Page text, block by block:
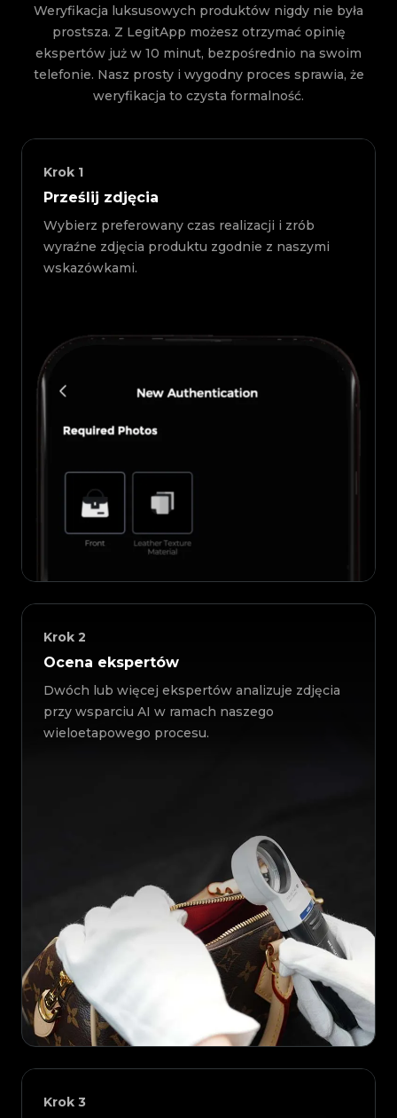
Weryfikacja luksusowych produktów nigdy nie była
prostsza. Z LegitApp możesz otrzymać opinię
ekspertów już w 10 minut, bezpośrednio na swoim
telefonie. Nasz prosty i wygodny proces sprawia, że
weryfikacja to czysta formalność.
Krok 1
Prześlij zdjęcia
Wybierz preferowany czas realizacji i zrób
wyraźne zdjęcia produktu zgodnie z naszymi
wskazówkami.
Krok 2
Ocena ekspertów
Dwóch lub więcej ekspertów analizuje zdjęcia
przy wsparciu AI w ramach naszego
wieloetapowego procesu.
Krok 3